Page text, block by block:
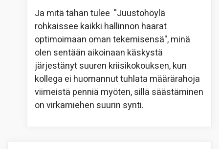
Ja mitä tähän tulee "Juustohöylä
rohkaissee kaikki hallinnon haarat
optimoimaan oman tekemisensä", minä
olen sentään aikoinaan käskystä
järjestänyt suuren kriisikokouksen, kun
kollega ei huomannut tuhlata määrärahoja
viimeistä penniä myöten, sillä säästäminen
on virkamiehen suurin synti.